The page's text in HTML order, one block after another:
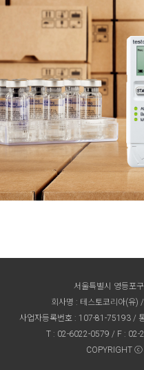
서울특별시 영등포
회사명 : 테스토코리아(유)
사업자등록번호 : 107-81-75193 /
T : 02-6022-0579 / F : 02-
COPYRIGHT ⓒ